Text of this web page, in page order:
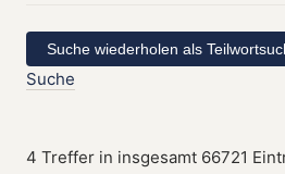
Suche
4 Treffer in insgesamt 66721